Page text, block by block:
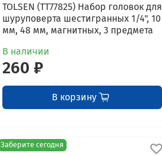
TOLSEN (TT77825) Набор головок для
шуруповерта шестигранных 1/4", 10
мм, 48 мм, магнитных, 3 предмета
В наличии
260 ₽
В корзину
Заберите сегодня